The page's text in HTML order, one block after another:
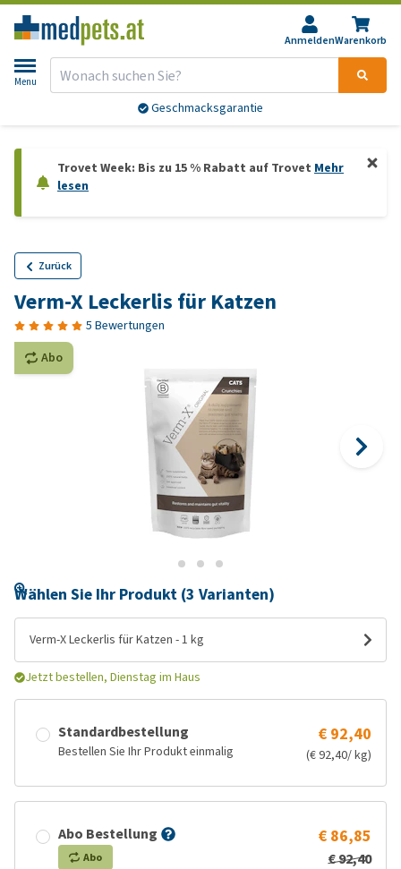
AnmeldenWarenkorb
Menu
Geschmacksgarantie
Trovet Week: Bis zu 15 % Rabatt auf Trovet Mehr
lesen
Zurück
Verm-X Leckerlis für Katzen
5 Bewertungen
Abo
Wählen Sie Ihr Produkt (3 Varianten)
Verm-X Leckerlis für Katzen - 1 kg
Jetzt bestellen, Dienstag im Haus
Standardbestellung
Bestellen Sie Ihr Produkt einmalig
€ 92,40
(€ 92,40/ kg)
Abo Bestellung
Abo
€ 86,85
€ 92,40